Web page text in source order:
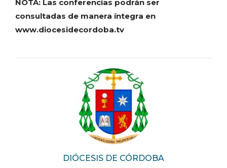
DIÓCESIS DE CÓRDOBA
NOTA: Las conferencias podrán ser
consultadas de manera íntegra en
www.diocesidecordoba.tv